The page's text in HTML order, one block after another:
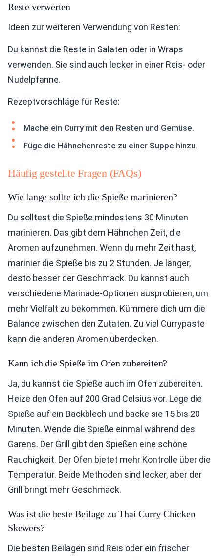
Reste verwerten
Ideen zur weiteren Verwendung von Resten:
Du kannst die Reste in Salaten oder in Wraps
verwenden. Sie sind auch lecker in einer Reis- oder
Nudelpfanne.
Rezeptvorschläge für Reste:
Mache ein Curry mit den Resten und Gemüse.
Füge die Hähnchenreste zu einer Suppe hinzu.
Häufig gestellte Fragen (FAQs)
Wie lange sollte ich die Spieße marinieren?
Du solltest die Spieße mindestens 30 Minuten
marinieren. Das gibt dem Hähnchen Zeit, die
Aromen aufzunehmen. Wenn du mehr Zeit hast,
marinier die Spieße bis zu 2 Stunden. Je länger,
desto besser der Geschmack. Du kannst auch
verschiedene Marinade-Optionen ausprobieren, um
mehr Vielfalt zu bekommen. Kümmere dich um die
Balance zwischen den Zutaten. Zu viel Currypaste
kann die anderen Aromen überdecken.
Kann ich die Spieße im Ofen zubereiten?
Ja, du kannst die Spieße auch im Ofen zubereiten.
Heize den Ofen auf 200 Grad Celsius vor. Lege die
Spieße auf ein Backblech und backe sie 15 bis 20
Minuten. Wende die Spieße einmal während des
Garens. Der Grill gibt den Spießen eine schöne
Rauchigkeit. Der Ofen bietet mehr Kontrolle über die
Temperatur. Beide Methoden sind lecker, aber der
Grill bringt mehr Geschmack.
Was ist die beste Beilage zu Thai Curry Chicken
Skewers?
Die besten Beilagen sind Reis oder ein frischer